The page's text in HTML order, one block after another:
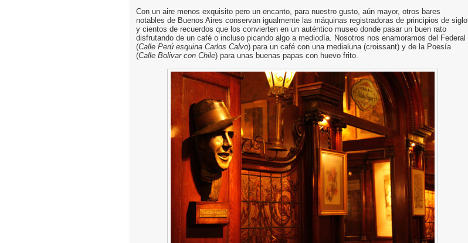
Con un aire menos exquisito pero un encanto, para nuestro gusto, aún mayor, otros bares
notables de Buenos Aires conservan igualmente las máquinas registradoras de principios de siglo
y cientos de recuerdos que los convierten en un auténtico museo donde pasar un buen rato
disfrutando de un café o incluso picando algo a mediodía. Nosotros nos enamoramos del Federal
(Calle Perú esquina Carlos Calvo) para un café con una medialuna (croissant) y de la Poesía
(Calle Bolivar con Chile) para unas buenas papas con huevo frito.